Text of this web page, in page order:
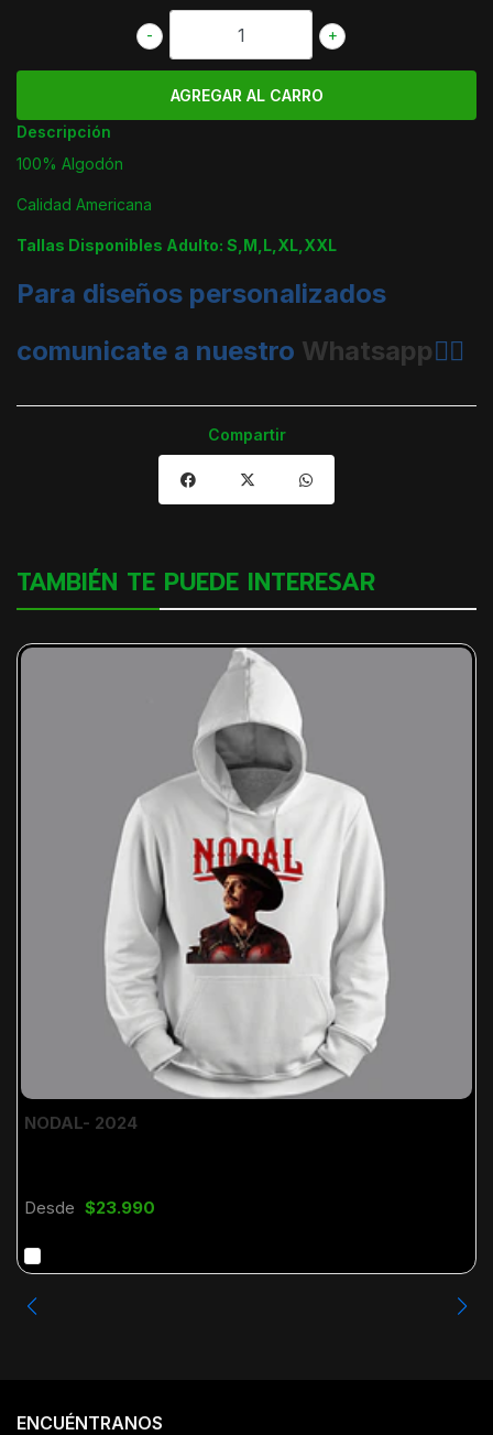
+
-
Descripción
100% Algodón
Calidad Americana
Tallas Disponibles Adulto: S,M,L,XL,XXL
Para diseños personalizados
comunicate a nuestro Whatsapp👈🏼
Compartir
TAMBIÉN TE PUEDE INTERESAR
NODAL- 2024
Desde $23.990
ENCUÉNTRANOS